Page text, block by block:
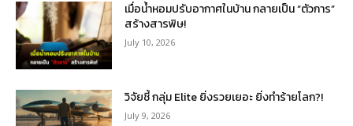
เมื่อน้ำหอมปรับอากาศในบ้าน กลายเป็น “ตัวการ”
สร้างสารพิษ!
July 10, 2026
วิจัยชี้ กลุ่ม Elite ยิ่งรวยเยอะ ยิ่งทำร้ายโลก?!
July 9, 2026